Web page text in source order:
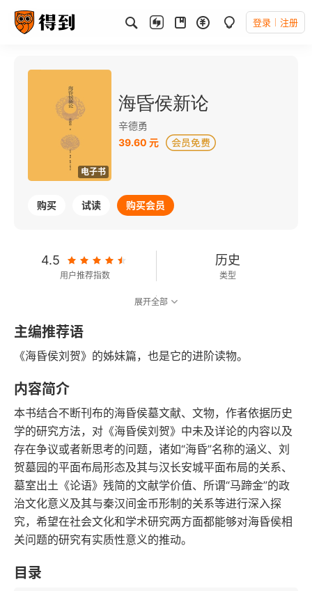
登录 注册
电子书
海昏侯新论
辛德勇
39.60 元
购买 试读 购买会员
4.5
用户推荐指数
历史
类型
98千字
字数
2019-06-01
发行日期
展开全部
主编推荐语
《海昏侯刘贺》的姊妹篇，也是它的进阶读物。
内容简介
本书结合不断刊布的海昏侯墓文献、文物，作者依据历史
学的研究方法，对《海昏侯刘贺》中未及详论的内容以及
存在争议或者新思考的问题，诸如“海昏”名称的涵义、刘
贺墓园的平面布局形态及其与汉长安城平面布局的关系、
墓室出土《论语》残简的文献学价值、所谓“马蹄金”的政
治文化意义及其与秦汉间金币形制的关系等进行深入探
究，希望在社会文化和学术研究两方面都能够对海昏侯相
关问题的研究有实质性意义的推动。
目录